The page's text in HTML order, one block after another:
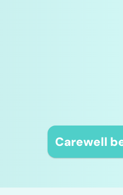
Carewell